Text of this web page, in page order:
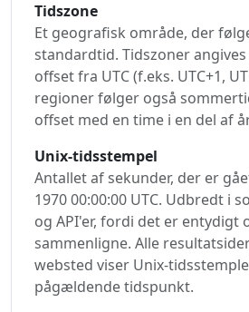
Tidszone
Et geografisk område, der
standardtid. Tidszoner
offset fra UTC (f.eks. UTC+1,
regioner følger også
offset med en time i en del af
Unix-tidsstempel
Antallet af sekunder, der er
1970 00:00:00 UTC. Udbredt i
og API'er, fordi det er entydigt
sammenligne. Alle
websted viser Unix-
pågældende tidspunkt.